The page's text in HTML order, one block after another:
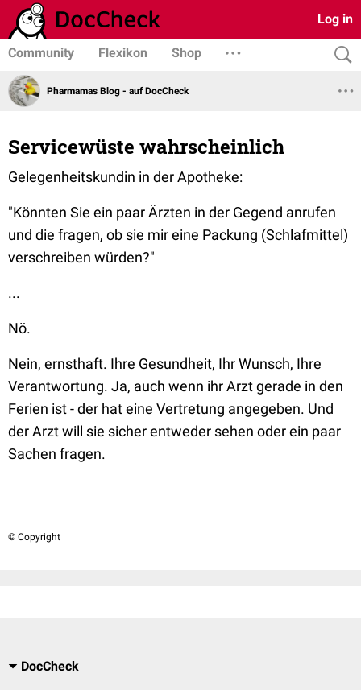
Log in
Community Flexikon Shop
Pharmamas Blog - auf DocCheck
Servicewüste wahrscheinlich
Gelegenheitskundin in der Apotheke:
"Könnten Sie ein paar Ärzten in der Gegend anrufen
und die fragen, ob sie mir eine Packung (Schlafmittel)
verschreiben würden?"
...
Nö.
Nein, ernsthaft. Ihre Gesundheit, Ihr Wunsch, Ihre
Verantwortung. Ja, auch wenn ihr Arzt gerade in den
Ferien ist - der hat eine Vertretung angegeben. Und
der Arzt will sie sicher entweder sehen oder ein paar
Sachen fragen.
© Copyright
DocCheck